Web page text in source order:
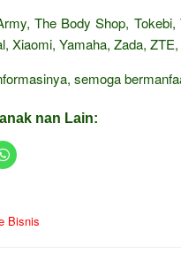
The Body Shop, Tokebi,
Xiaomi, Yamaha, Zada,
semoga
nan Lain:
Bisnis